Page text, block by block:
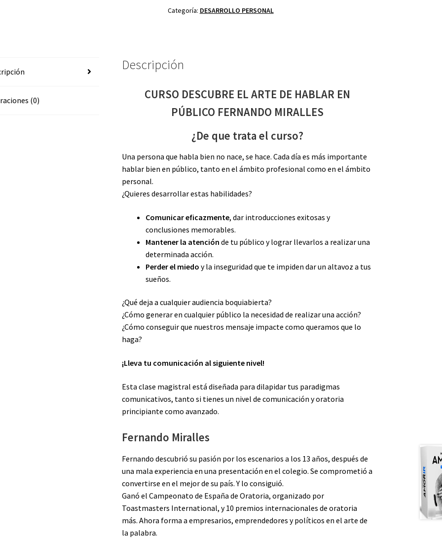
DE
FERNANDO
MIRALLES
Categoría: DESARROLLO PERSONAL
(0)
Descripción
CURSO DESCUBRE EL ARTE DE HABLAR EN
PÚBLICO FERNANDO MIRALLES
¿De que trata el curso?
Una persona que habla bien no nace, se hace. Cada día es más importante
hablar bien en público, tanto en el ámbito profesional como en el ámbito
personal.
¿Quieres desarrollar estas habilidades?
Comunicar eficazmente, dar introducciones exitosas y
conclusiones memorables.
Mantener la atención de tu público y lograr llevarlos a realizar una
determinada acción.
Perder el miedo y la inseguridad que te impiden dar un altavoz a tus
sueños.
¿Qué deja a cualquier audiencia boquiabierta?
¿Cómo generar en cualquier público la necesidad de realizar una acción?
¿Cómo conseguir que nuestros mensaje impacte como queramos que lo
haga?
¡Lleva tu comunicación al siguiente nivel!
Esta clase magistral está diseñada para dilapidar tus paradigmas
comunicativos, tanto si tienes un nivel de comunicación y oratoria
principiante como avanzado.
Fernando Miralles
Fernando descubrió su pasión por los escenarios a los 13 años, después de
una mala experiencia en una presentación en el colegio. Se comprometió a
convertirse en el mejor de su país. Y lo consiguió.
Ganó el Campeonato de España de Oratoria, organizado por
Toastmasters International, y 10 premios internacionales de oratoria
más. Ahora forma a empresarios, emprendedores y políticos en el arte de
la palabra.